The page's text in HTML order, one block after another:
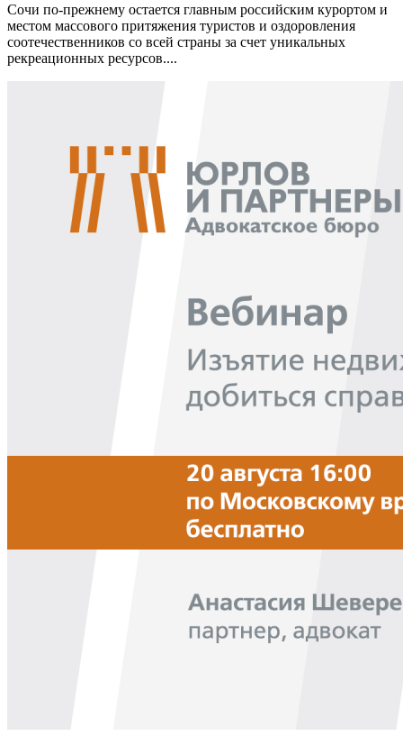
Сочи по-прежнему остается главным российским курортом и
местом массового притяжения туристов и оздоровления
соотечественников со всей страны за счет уникальных
рекреационных ресурсов....